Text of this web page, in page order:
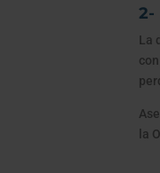
2-
La
la